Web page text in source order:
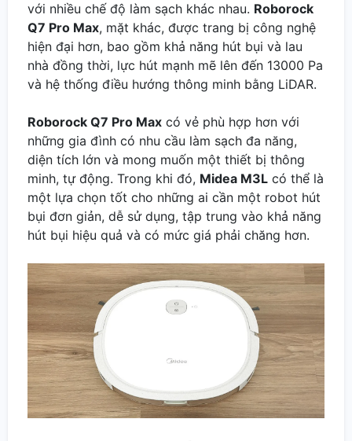
với nhiều chế độ làm sạch khác nhau. Roborock
Q7 Pro Max, mặt khác, được trang bị công nghệ
hiện đại hơn, bao gồm khả năng hút bụi và lau
nhà đồng thời, lực hút mạnh mẽ lên đến 13000 Pa
và hệ thống điều hướng thông minh bằng LiDAR.
Roborock Q7 Pro Max có vẻ phù hợp hơn với
những gia đình có nhu cầu làm sạch đa năng,
diện tích lớn và mong muốn một thiết bị thông
minh, tự động. Trong khi đó, Midea M3L có thể là
một lựa chọn tốt cho những ai cần một robot hút
bụi đơn giản, dễ sử dụng, tập trung vào khả năng
hút bụi hiệu quả và có mức giá phải chăng hơn.